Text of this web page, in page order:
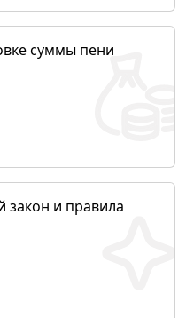
суммы пени
закон и правила